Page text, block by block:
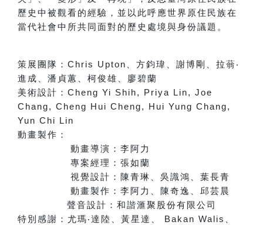
歷史中被觀看的經驗，並以此呼應世界原住民族在
當代社會中所共同面對的歷史處境與身份議題。
策展團隊： Chris Upton 、方鈞瑋、謝博剛、拉蓊 ‧
進成、潘貞蕙、柯俊雄、廖碧蘭
美術設計： Cheng Yi Shih, Priya Lin, Joe
Chang, Cheng Hui Cheng, Hui Yung Chang,
Yun Chi Lin
動畫製作：
動畫導演：李阿力
專案經理：張如蘭
視覺設計：陳青琳、吳識鴻、葉長青
動畫製作：李阿力、陳奇逸、邱芸晨
聲音設計：和諧滙聚股份有限公司
特別感謝： 尤瑪‧達陸、黃星達 、 Bakan Walis 、